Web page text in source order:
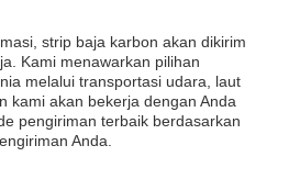
strip baja karbon akan dikirim
Kami menawarkan pilihan
melalui transportasi udara, laut
kami akan bekerja dengan Anda
pengiriman terbaik berdasarkan
Anda.